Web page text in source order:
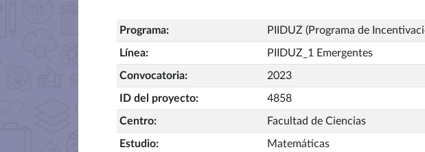
Programa: PIIDUZ (Programa de
Línea: PIIDUZ_1 Emergentes
Convocatoria: 2023
ID del proyecto: 4858
Centro: Facultad de Ciencias
Estudio: Matemáticas